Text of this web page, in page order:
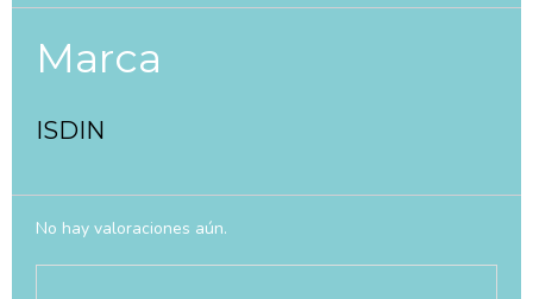
Marca
ISDIN
No hay valoraciones aún.